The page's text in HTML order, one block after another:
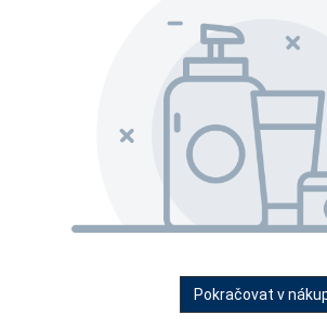
Pokračovat v